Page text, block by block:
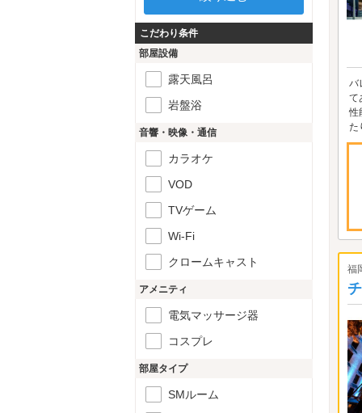
バ
て
性
た
福
こだわり条件
部屋設備
露天風呂
岩盤浴
音響・映像・通信
カラオケ
VOD
TVゲーム
Wi-Fi
クロームキャスト
アメニティ
電気マッサージ器
コスプレ
部屋タイプ
SMルーム